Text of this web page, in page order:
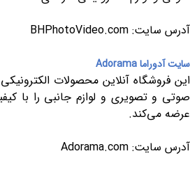
آدرس سایت: BHPhotoVideo.com
سایت آدوراماAdorama
این فروشگاه آنلاین محصولات
صوتی و تصویری و لوازم جانبی را با
عرضه می‌کند.
آدرس سایت: Adorama.com